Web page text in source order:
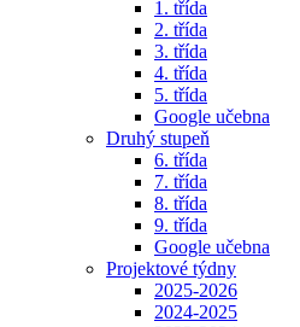
1. třída
2. třída
3. třída
4. třída
5. třída
Google učebna
Druhý stupeň
6. třída
7. třída
8. třída
9. třída
Google učebna
Projektové týdny
2025-2026
2024-2025